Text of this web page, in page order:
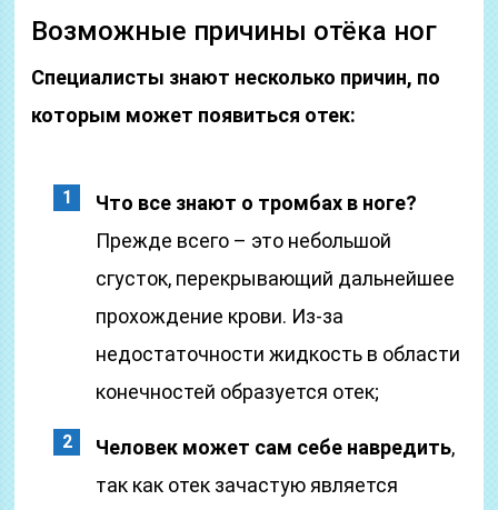
Возможные причины отёка ног
Специалисты знают несколько причин, по
которым может появиться отек:
Что все знают о тромбах в ноге?
Прежде всего – это небольшой
сгусток, перекрывающий дальнейшее
прохождение крови. Из-за
недостаточности жидкость в области
конечностей образуется отек;
Человек может сам себе навредить,
так как отек зачастую является